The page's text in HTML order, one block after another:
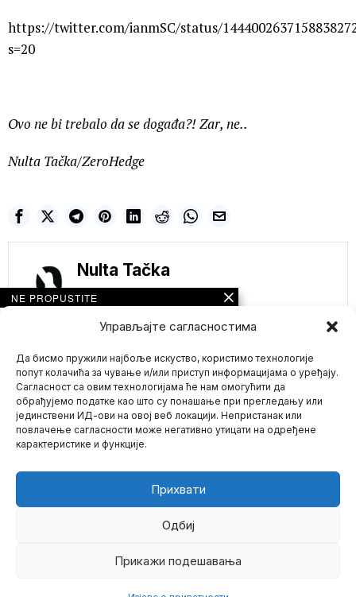
Управљајте сагласностима
Да бисмо пружили најбоље искуство, користимо технологије
попут колачића за чување и/или приступ информацијама о уређају.
Сагласност са овим технологијама ће нам омогућити да
обрађујемо податке као што су понашање при прегледању или
јединствени ИД-ови на овој веб локацији. Непристанак или
повлачење сагласности може негативно утицати на одређене
карактеристике и функције.
Прихвати
Одбиј
Прикажи подешавања
https://twitter.com/ianmSC/status/
s=20
Ovo ne bi trebalo da se događa?! Zar, ne..
Nulta Tačka/ZeroHedge
Nulta Tačka
Mario zna Youtube
2026- Sva prava zadržana.
NE PROPUSTITE
Nova studija
pokazuje da nijedan
alkohola nije
bezbedan za zdravlje
mozga
Nova studija dovodi u
pitanje dugotrajna
verovanja o alkoholu i
OSOBE SA
SADA MOGU DA
KORISTE ANDROID
TELEFONE SAMO UZ
POKRET LICA! TAKO
MOGU DA PRATE SVE
NAS ZAJEDNO
ili osmeh, osobe sa